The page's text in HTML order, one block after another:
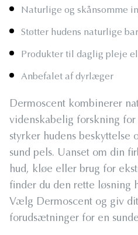
Naturlige og skånsomme
Støtter hudens naturlige
Produkter til daglig pleje
Anbefalet af dyrlæger
Dermoscent kombinerer
videnskabelig forskning for
styrker hudens beskyttelse
sund pels. Uanset om din
hud, kløe eller brug for
finder du den rette løsning
Vælg Dermoscent og giv
forudsætninger for en